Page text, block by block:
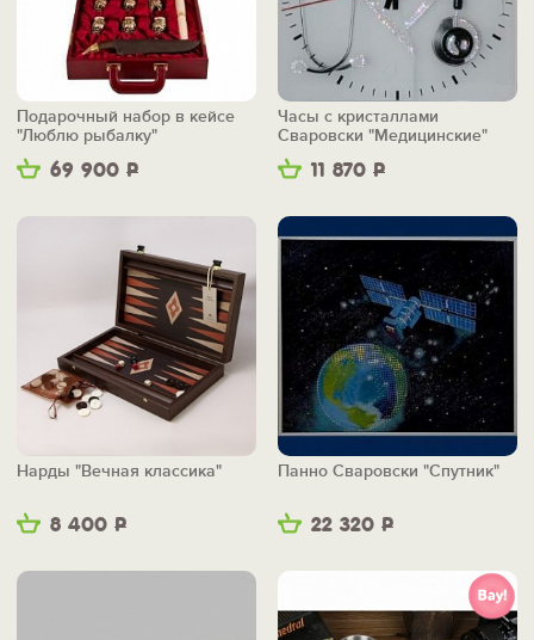
69 900 Р
Подарочный набор в кейсе
"Люблю рыбалку"
11 870 Р
Часы с кристаллами
Сваровски "Медицинские"
8 400 Р
Нарды "Вечная классика"
22 320 Р
Панно Сваровски "Спутник"